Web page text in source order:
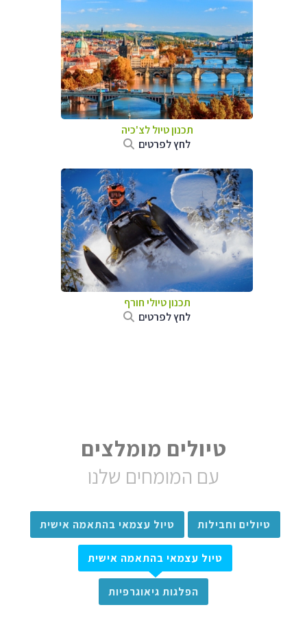
תכנון טיול לצ'כיה
לחץ לפרטים
תכנון טיולי חורף
לחץ לפרטים
טיולים מומלצים
עם המומחים שלנו
טיולים וחבילות טיול עצמאי בהתאמה אישית
טיול עצמאי בהתאמה אישית
הפלגות גיאוגרפיות